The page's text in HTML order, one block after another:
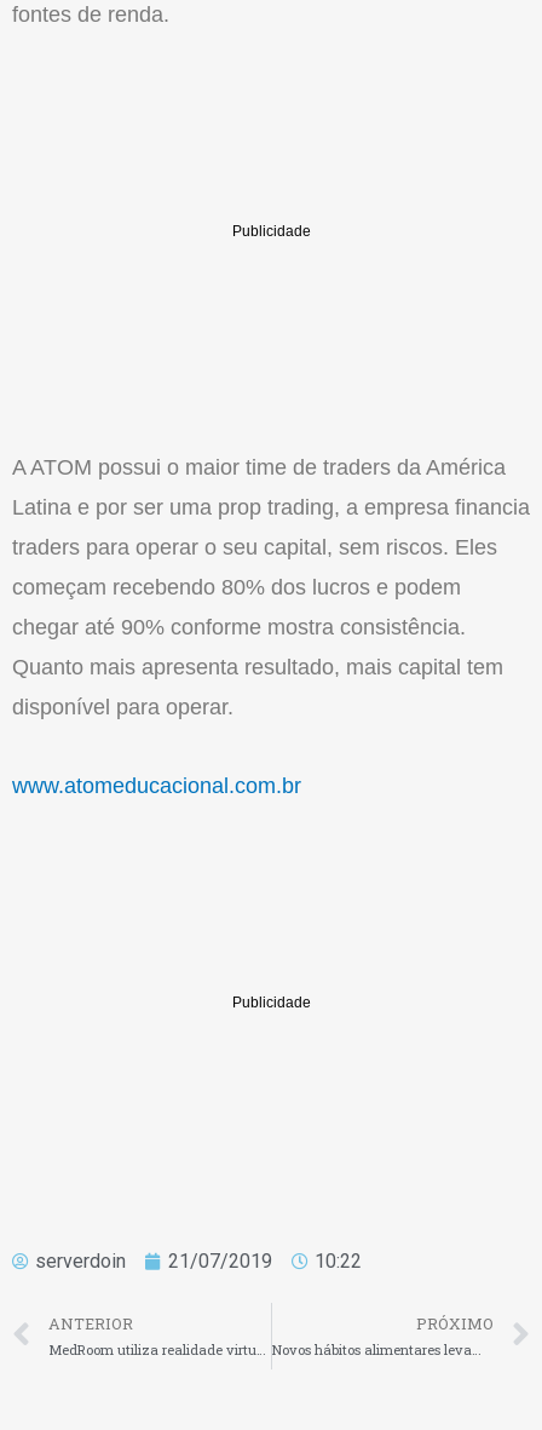
fontes de renda.
A ATOM possui o maior time de traders da América
Latina e por ser uma prop trading, a empresa financia
traders para operar o seu capital, sem riscos. Eles
começam recebendo 80% dos lucros e podem
chegar até 90% conforme mostra consistência.
Quanto mais apresenta resultado, mais capital tem
disponível para operar.
www.atomeducacional.com.br
serverdoin 21/07/2019 10:22
ANTERIOR
MedRoom utiliza realidade virtual e gamificação no treinamento de estudantes de medicina
PRÓXIMO
Novos hábitos alimentares levam investidores a criar modelos para atrair o consumidor